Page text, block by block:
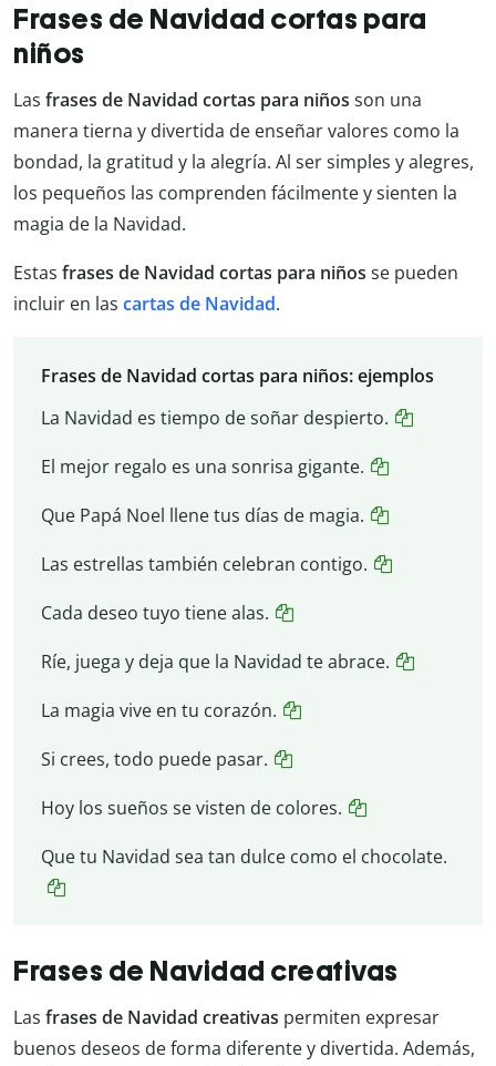
Frases de Navidad cortas para
niños
Las frases de Navidad cortas para niños son una
manera tierna y divertida de enseñar valores como la
bondad, la gratitud y la alegría. Al ser simples y alegres,
los pequeños las comprenden fácilmente y sienten la
magia de la Navidad.
Estas frases de Navidad cortas para niños se pueden
incluir en las cartas de Navidad.
Frases de Navidad cortas para niños: ejemplos
La Navidad es tiempo de soñar despierto.
El mejor regalo es una sonrisa gigante.
Que Papá Noel llene tus días de magia.
Las estrellas también celebran contigo.
Cada deseo tuyo tiene alas.
Ríe, juega y deja que la Navidad te abrace.
La magia vive en tu corazón.
Si crees, todo puede pasar.
Hoy los sueños se visten de colores.
Que tu Navidad sea tan dulce como el chocolate.
Frases de Navidad creativas
Las frases de Navidad creativas permiten expresar
buenos deseos de forma diferente y divertida. Además,